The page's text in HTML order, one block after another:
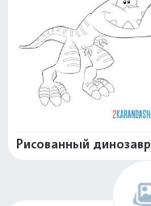
Рисованный динозавр